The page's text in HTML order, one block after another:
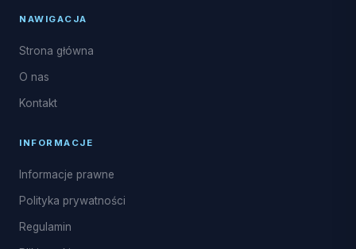
NAWIGACJA
Strona główna
O nas
Kontakt
INFORMACJE
Informacje prawne
Polityka prywatności
Regulamin